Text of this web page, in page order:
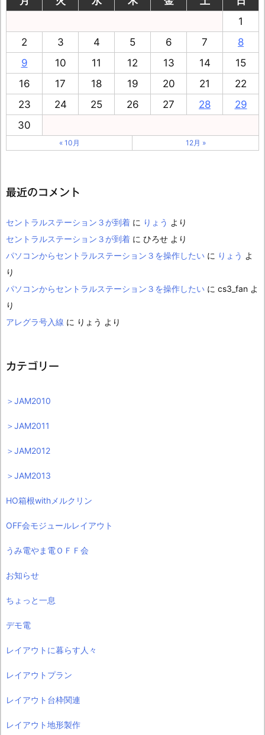
1
2
3 4 5 6 7
8
9
10 11 12 13 14
15
16
17 18 19 20 21
22
23
24 25 26 27 28
29
30
« 10月 12月 »
最近のコメント
セントラルステーション３が到着 に りょう より
セントラルステーション３が到着 に ひろせ より
パソコンからセントラルステーション３を操作したい に りょう よ
り
パソコンからセントラルステーション３を操作したい に cs3_fan よ
り
アレグラ号入線 に りょう より
カテゴリー
＞JAM2010
＞JAM2011
＞JAM2012
＞JAM2013
HO箱根withメルクリン
OFF会モジュールレイアウト
うみ電やま電ＯＦＦ会
お知らせ
ちょっと一息
デモ電
レイアウトに暮らす人々
レイアウトプラン
レイアウト台枠関連
レイアウト地形製作